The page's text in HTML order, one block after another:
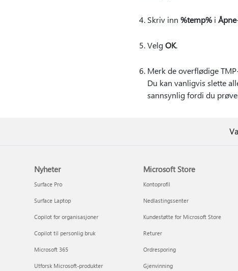
Skriv inn %temp%i Åpne
VelgOK.
Merk de overflødige
Du kan vanligvis slette
sannsynlig fordi du
Nyheter
Surface Pro
Surface Laptop
Copilot for organisasjoner
Copilot til personlig bruk
Microsoft 365
Utforsk Microsoft-produkter
Microsoft Store
Kontoprofil
Nedlastingssenter
Kundestøtte for Microsoft Store
Returer
Ordresporing
Gjenvinning